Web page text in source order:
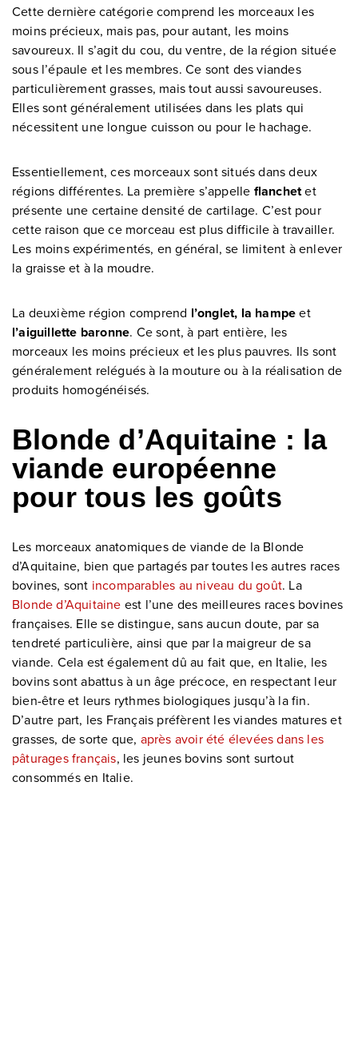
Cette dernière catégorie comprend les morceaux les
moins précieux, mais pas, pour autant, les moins
savoureux. Il s’agit du cou, du ventre, de la région située
sous l’épaule et les membres. Ce sont des viandes
particulièrement grasses, mais tout aussi savoureuses.
Elles sont généralement utilisées dans les plats qui
nécessitent une longue cuisson ou pour le hachage.
Essentiellement, ces morceaux sont situés dans deux
régions différentes. La première s’appelle flanchetet
présente une certaine densité de cartilage. C’est pour
cette raison que ce morceau est plus difficile à travailler.
Les moins expérimentés, en général, se limitent à enlever
la graisse et à la moudre.
La deuxième région comprend l’onglet, la hampeet
l’aiguillette baronne. Ce sont, à part entière, les
morceaux les moins précieux et les plus pauvres. Ils sont
généralement relégués à la mouture ou à la réalisation de
produits homogénéisés.
Blonde d’Aquitaine : la
viande européenne
pour tous les goûts
Les morceaux anatomiques de viande de la Blonde
d’Aquitaine, bien que partagés par toutes les autres races
bovines, sont incomparables au niveau du goût. La
Blonde d’Aquitaine est l’une des meilleures races bovines
françaises. Elle se distingue, sans aucun doute, par sa
tendreté particulière, ainsi que par la maigreur de sa
viande. Cela est également dû au fait que, en Italie, les
bovins sont abattus à un âge précoce, en respectant leur
bien-être et leurs rythmes biologiques jusqu’à la fin.
D’autre part, les Français préfèrent les viandes matures et
grasses, de sorte que, après avoir été élevées dans les
pâturages français, les jeunes bovins sont surtout
consommés en Italie.